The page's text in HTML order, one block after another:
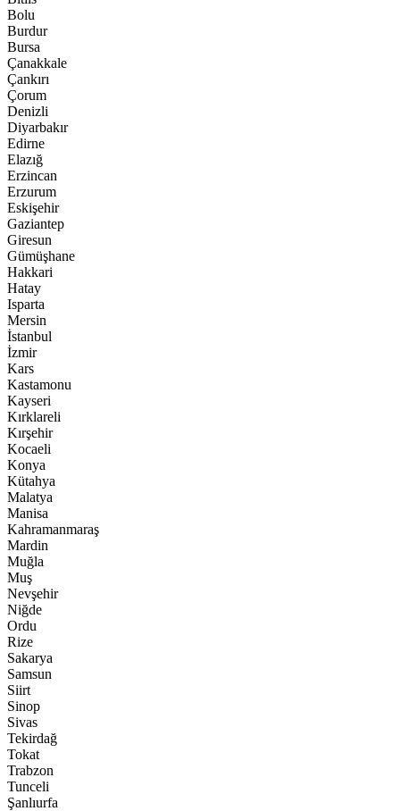
Bolu
Burdur
Bursa
Çanakkale
Çankırı
Çorum
Denizli
Diyarbakır
Edirne
Elazığ
Erzincan
Erzurum
Eskişehir
Gaziantep
Giresun
Gümüşhane
Hakkari
Hatay
Isparta
Mersin
İstanbul
İzmir
Kars
Kastamonu
Kayseri
Kırklareli
Kırşehir
Kocaeli
Konya
Kütahya
Malatya
Manisa
Kahramanmaraş
Mardin
Muğla
Muş
Nevşehir
Niğde
Ordu
Rize
Sakarya
Samsun
Siirt
Sinop
Sivas
Tekirdağ
Tokat
Trabzon
Tunceli
Şanlıurfa